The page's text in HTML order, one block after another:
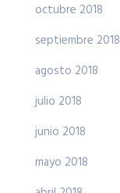
octubre 2018
septiembre 2018
agosto 2018
julio 2018
junio 2018
mayo 2018